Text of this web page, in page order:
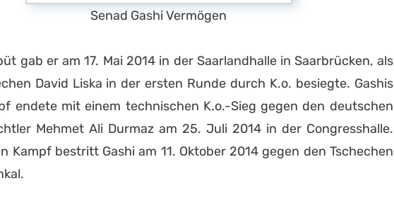
Senad Gashi Vermögen
gab er am 17. Mai 2014 in der Saarlandhalle in Saarbrücken, als
David Liska in der ersten Runde durch K.o. besiegte. Gashis
endete mit einem technischen K.o.-Sieg gegen den deutschen
Mehmet Ali Durmaz am 25. Juli 2014 in der Congresshalle.
Kampf bestritt Gashi am 11. Oktober 2014 gegen den Tschechen